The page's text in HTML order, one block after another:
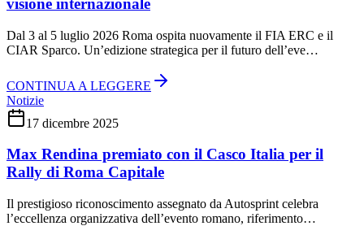
visione internazionale
Dal 3 al 5 luglio 2026 Roma ospita nuovamente il FIA ERC e il
CIAR Sparco. Un’edizione strategica per il futuro dell’eve…
CONTINUA A LEGGERE
Notizie
17 dicembre 2025
Max Rendina premiato con il Casco Italia per il
Rally di Roma Capitale
Il prestigioso riconoscimento assegnato da Autosprint celebra
l’eccellenza organizzativa dell’evento romano, riferimento…